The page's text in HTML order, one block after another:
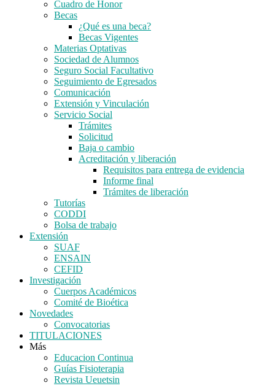
Cuadro de Honor
Becas
¿Qué es una beca?
Becas Vigentes
Materias Optativas
Sociedad de Alumnos
Seguro Social Facultativo
Seguimiento de Egresados
Comunicación
Extensión y Vinculación
Servicio Social
Trámites
Solicitud
Baja o cambio
Acreditación y liberación
Requisitos para entrega de evidencia
Informe final
Trámites de liberación
Tutorías
CODDI
Bolsa de trabajo
Extensión
SUAF
ENSAIN
CEFID
Investigación
Cuerpos Académicos
Comité de Bioética
Novedades
Convocatorias
TITULACIONES
Más
Educacion Continua
Guías Fisioterapia
Revista Ueuetsin